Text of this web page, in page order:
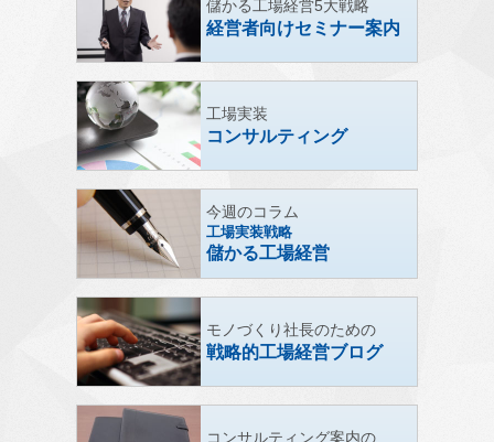
儲かる工場経営5大戦略
経営者向けセミナー案内
工場実装
コンサルティング
今週のコラム
工場実装戦略
儲かる工場経営
モノづくり社長のための
戦略的工場経営ブログ
コンサルティング案内の